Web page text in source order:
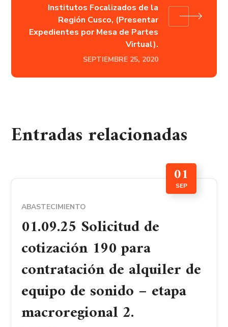
Institutos Focalizados de la
Región Cusco, (Presentar
Expedientes por Mesa de Partes
Virtual).
SEPTIEMBRE 25, 2020
Entradas relacionadas
01
SEP
ABASTECIMIENTO
01.09.25 Solicitud de
cotización 190 para
contratación de alquiler de
equipo de sonido – etapa
macroregional 2.